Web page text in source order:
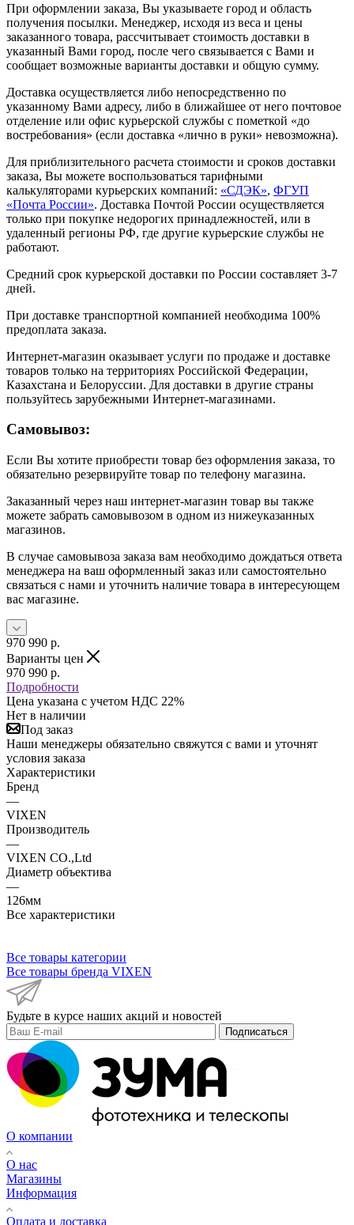
При оформлении заказа, Вы указываете город и область
получения посылки. Менеджер, исходя из веса и цены
заказанного товара, рассчитывает стоимость доставки в
указанный Вами город, после чего связывается с Вами и
сообщает возможные варианты доставки и общую сумму.
Доставка осуществляется либо непосредственно по
указанному Вами адресу, либо в ближайшее от него почтовое
отделение или офис курьерской службы с пометкой «до
востребования» (если доставка «лично в руки» невозможна).
Для приблизительного расчета стоимости и сроков доставки
заказа, Вы можете воспользоваться тарифными
калькуляторами курьерских компаний: «СДЭК», ФГУП
«Почта России». Доставка Почтой России осуществляется
только при покупке недорогих принадлежностей, или в
удаленный регионы РФ, где другие курьерские службы не
работают.
Средний срок курьерской доставки по России составляет 3-7
дней.
При доставке транспортной компанией необходима 100%
предоплата заказа.
Интернет-магазин оказывает услуги по продаже и доставке
товаров только на территориях Российской Федерации,
Казахстана и Белоруссии. Для доставки в другие страны
пользуйтесь зарубежными Интернет-магазинами.
Самовывоз:
Если Вы хотите приобрести товар без оформления заказа, то
обязательно резервируйте товар по телефону магазина.
Заказанный через наш интернет-магазин товар вы также
можете забрать самовывозом в одном из нижеуказанных
магазинов.
В случае самовывоза заказа вам необходимо дождаться ответа
менеджера на ваш оформленный заказ или самостоятельно
связаться с нами и уточнить наличие товара в интересующем
вас магазине.
970 990 р.
Варианты цен
970 990 р.
Подробности
Цена указана с учетом НДС 22%
Нет в наличии
Под заказ
Наши менеджеры обязательно свяжутся с вами и уточнят
условия заказа
Характеристики
Бренд
—
VIXEN
Производитель
—
VIXEN CO.,Ltd
Диаметр объектива
—
126мм
Все характеристики
Все товары категории
Все товары бренда VIXEN
Будьте в курсе наших акций и новостей
Подписаться
О компании
О нас
Магазины
Информация
Оплата и доставка